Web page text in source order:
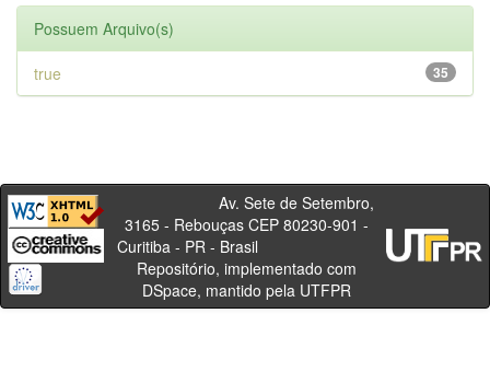
Possuem Arquivo(s)
35
true
Av. Sete de Setembro,
3165 - Rebouças CEP 80230-901 -
Curitiba - PR - Brasil
Repositório, implementado com
DSpace, mantido pela UTFPR